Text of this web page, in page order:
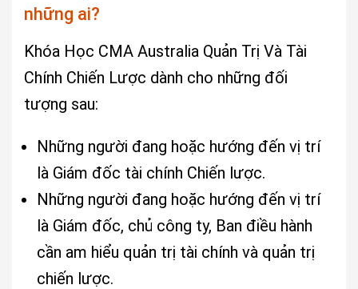
những ai?
Khóa Học CMA Australia Quản Trị Và Tài
Chính Chiến Lược dành cho những đối
tượng sau:
Những người đang hoặc hướng đến vị trí
là Giám đốc tài chính Chiến lược.
Những người đang hoặc hướng đến vị trí
là Giám đốc, chủ công ty, Ban điều hành
cần am hiểu quản trị tài chính và quản trị
chiến lược.